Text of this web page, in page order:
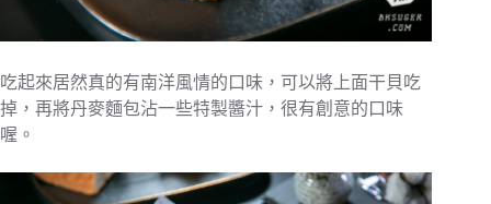
吃起來居然真的有南洋風情的口味，可以將上面干貝吃
掉，再將丹麥麵包沾一些特製醬汁，很有創意的口味
喔。